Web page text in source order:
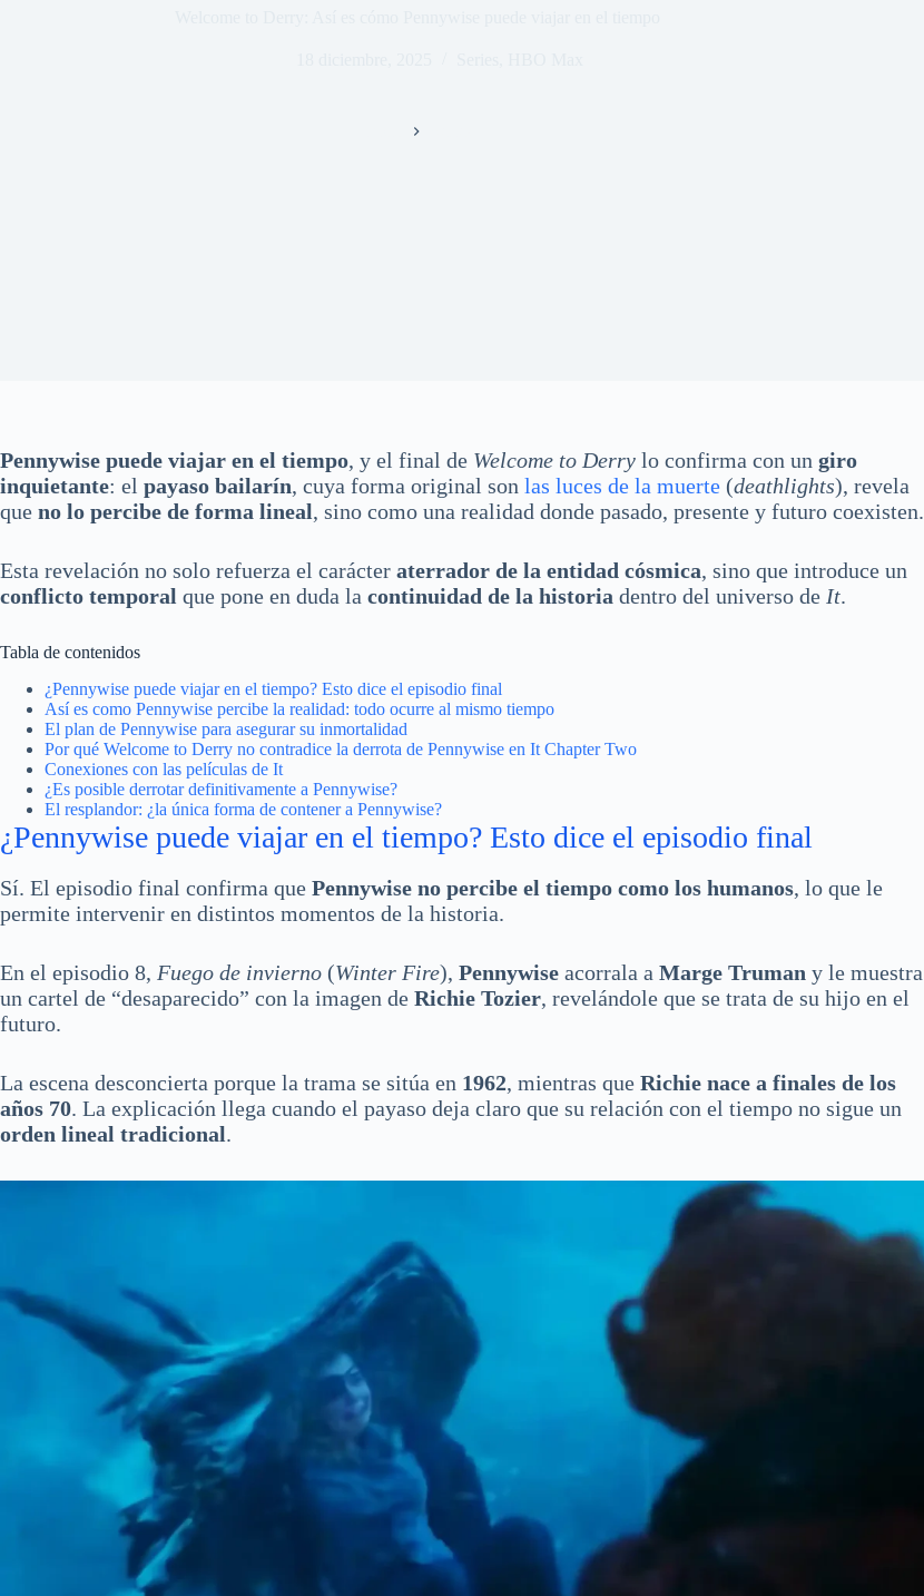
Pennywise puede viajar en el tiempo, y el final de Welcome to Derry lo confirma con un giro
inquietante: el payaso bailarín, cuya forma original son las luces de la muerte (deathlights), revela
que no lo percibe de forma lineal, sino como una realidad donde pasado, presente y futuro coexisten.
Esta revelación no solo refuerza el carácter aterrador de la entidad cósmica, sino que introduce un
conflicto temporal que pone en duda la continuidad de la historia dentro del universo de It.
Tabla de contenidos
¿Pennywise puede viajar en el tiempo? Esto dice el episodio final
Así es como Pennywise percibe la realidad: todo ocurre al mismo tiempo
El plan de Pennywise para asegurar su inmortalidad
Por qué Welcome to Derry no contradice la derrota de Pennywise en It Chapter Two
Conexiones con las películas de It
¿Es posible derrotar definitivamente a Pennywise?
El resplandor: ¿la única forma de contener a Pennywise?
¿Pennywise puede viajar en el tiempo? Esto dice el episodio final
Sí. El episodio final confirma que Pennywise no percibe el tiempo como los humanos, lo que le
permite intervenir en distintos momentos de la historia.
En el episodio 8, Fuego de invierno (Winter Fire), Pennywise acorrala a Marge Truman y le muestra
un cartel de “desaparecido” con la imagen de Richie Tozier, revelándole que se trata de su hijo en el
futuro.
La escena desconcierta porque la trama se sitúa en 1962, mientras que Richie nace a finales de los
años 70. La explicación llega cuando el payaso deja claro que su relación con el tiempo no sigue un
orden lineal tradicional.